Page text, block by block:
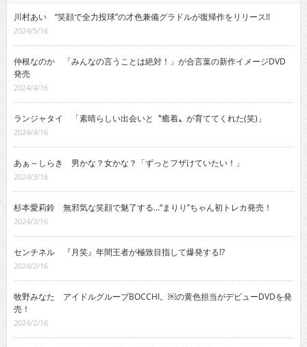
川村あい “笑顔で全力投球”の才色兼備グラドルが復帰作をリリース!!
2024/5/16
仲根なのか 「みんなの言うことは絶対！」が合言葉の新作イメージDVD
発売
2024/4/16
ランジャタイ 「素晴らしい出会いと〝癒着〟が育ててくれた(笑)」
2024/4/16
あぁ～しらき 男かな？女かな？「ずっとフザけていたい！」
2024/3/16
杉本愛莉鈴 無邪気な笑顔で魅了する…“まりり”ちゃん初トレカ発売！
2024/3/16
センチネル 『月笑』年間王者が極致目指して爆発する!?
2024/2/16
牧野みなた アイドルグループBOCCHI。￼の黄色担当がデビューDVDを発
売！
2024/2/16